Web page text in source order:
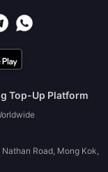
Top-Up Platform
Road, Mong Kok,